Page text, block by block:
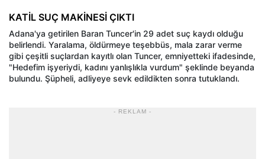
KATİL SUÇ MAKİNESİ ÇIKTI
Adana'ya getirilen Baran Tuncer'in 29 adet suç kaydı olduğu
belirlendi. Yaralama, öldürmeye teşebbüs, mala zarar verme
gibi çeşitli suçlardan kayıtlı olan Tuncer, emniyetteki ifadesinde,
"Hedefim işyeriydi, kadını yanlışlıkla vurdum" şeklinde beyanda
bulundu. Şüpheli, adliyeye sevk edildikten sonra tutuklandı.
- REKLAM -